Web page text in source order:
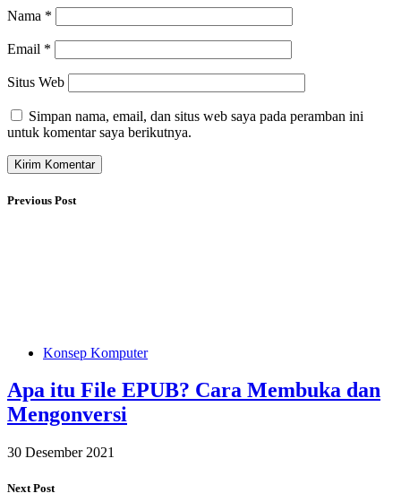
Nama *
Email *
Situs Web
Simpan nama, email, dan situs web saya pada peramban ini
untuk komentar saya berikutnya.
Previous Post
Konsep Komputer
Apa itu File EPUB? Cara Membuka dan
Mengonversi
30 Desember 2021
Next Post